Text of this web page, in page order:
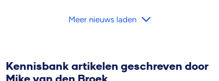
Meer nieuws laden
Kennisbank artikelen geschreven door